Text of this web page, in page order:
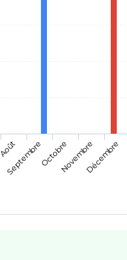
Août
SeptembreOctobreNovembreDécembre